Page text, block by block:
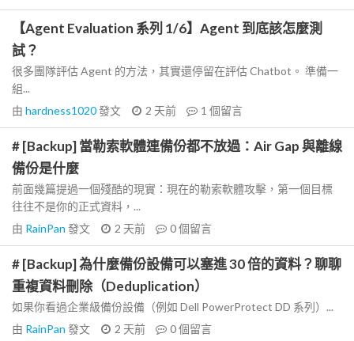
【Agent Evaluation 系列 1/6】Agent 到底該怎麼測
試？
很多團隊評估 Agent 的方法，其實還停留在評估 Chatbot。 準備一
組...
由 hardness1020發文 2 天前 1 個留言
# [Backup] 當勒索軟體連備份都不放過：Air Gap 與離線
備份是什麼
前面幾篇提過一個殘酷的現實：現在的勒索軟體攻擊，第一個目標
往往不是你的正式資料，...
由 RainPan 發文 2 天前 0個留言
# [Backup] 為什麼備份設備可以塞進 30 倍的資料？聊聊
重複資料刪除（Deduplication）
如果你看過企業級備份設備（例如 Dell PowerProtect DD 系列）...
由 RainPan 發文 2 天前 0個留言